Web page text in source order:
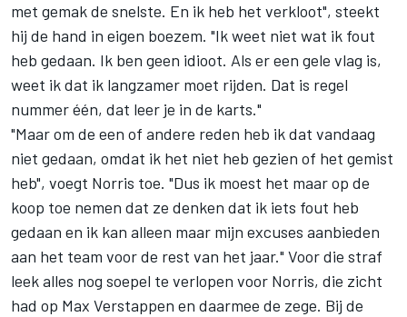
met gemak de snelste. En ik heb het verkloot", steekt
hij de hand in eigen boezem. "Ik weet niet wat ik fout
heb gedaan. Ik ben geen idioot. Als er een gele vlag is,
weet ik dat ik langzamer moet rijden. Dat is regel
nummer één, dat leer je in de karts."
"Maar om de een of andere reden heb ik dat vandaag
niet gedaan, omdat ik het niet heb gezien of het gemist
heb", voegt Norris toe. "Dus ik moest het maar op de
koop toe nemen dat ze denken dat ik iets fout heb
gedaan en ik kan alleen maar mijn excuses aanbieden
aan het team voor de rest van het jaar." Voor die straf
leek alles nog soepel te verlopen voor Norris, die zicht
had op Max Verstappen en daarmee de zege. Bij de